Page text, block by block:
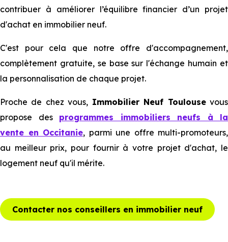
contribuer à améliorer l’équilibre financier d’un projet
d'achat en immobilier neuf.
C'est pour cela que notre offre d'accompagnement,
complètement gratuite, se base sur l'échange humain et
la personnalisation de chaque projet.
Proche de chez vous, Immobilier Neuf Toulousevous
propose des programmes immobiliers neufs à la
vente en Occitanie, parmi une offre multi-promoteurs,
au meilleur prix, pour fournir à votre projet d'achat, le
logement neuf qu'il mérite.
Contacter nos conseillers en immobilier neuf